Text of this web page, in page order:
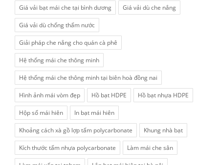
Giá vải bạt mái che tại bình dương Giá vải dù che nắng
Giá vải dù chống thấm nước
Giải pháp che nắng cho quán cà phê
Hệ thống mái che thông minh
Hệ thống mái che thông minh tại biên hoà đồng nai
Hình ảnh mái vòm đẹp Hồ bạt HDPE Hồ bạt nhựa HDPE
Hộp số mái hiên In bạt mái hiên
Khoảng cách xà gồ lợp tấm polycarbonate Khung nhà bạt
Kích thước tấm nhựa polycarbonate Làm mái che sân